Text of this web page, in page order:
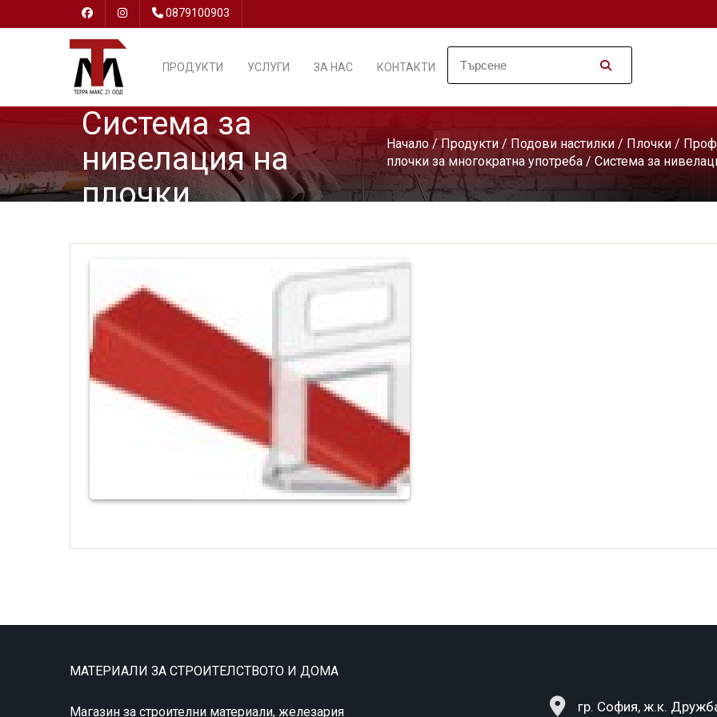
0879100903
ПРОДУКТИ УСЛУГИ ЗА НАС КОНТАКТИ
Система за
нивелация на
плочки
Начало/Продукти / Подови настилки / Плочки /
плочки за многократна употреба / Система за
МАТЕРИАЛИ ЗА СТРОИТЕЛСТВОТО И ДОМА
Магазин за строителни материали, железария гр. София, ж.к.